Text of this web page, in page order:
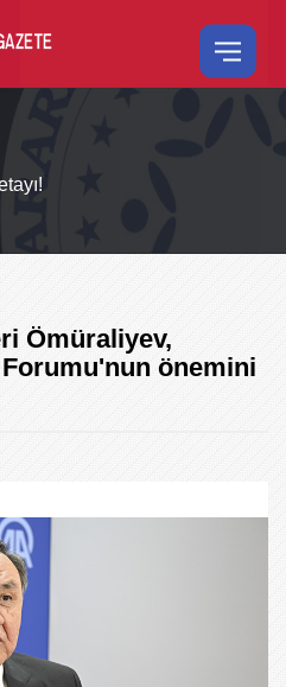
Ömüraliyev,
önemini